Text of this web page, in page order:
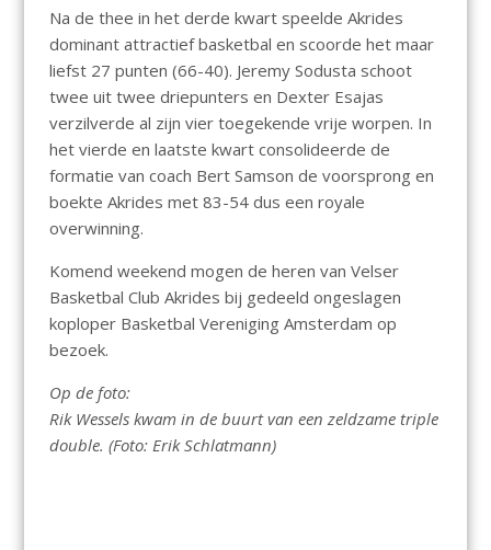
Na de thee in het derde kwart speelde Akrides
dominant attractief basketbal en scoorde het maar
liefst 27 punten (66-40). Jeremy Sodusta schoot
twee uit twee driepunters en Dexter Esajas
verzilverde al zijn vier toegekende vrije worpen. In
het vierde en laatste kwart consolideerde de
formatie van coach Bert Samson de voorsprong en
boekte Akrides met 83-54 dus een royale
overwinning.
Komend weekend mogen de heren van Velser
Basketbal Club Akrides bij gedeeld ongeslagen
koploper Basketbal Vereniging Amsterdam op
bezoek.
Op de foto:
Rik Wessels kwam in de buurt van een zeldzame triple
double. (Foto: Erik Schlatmann)